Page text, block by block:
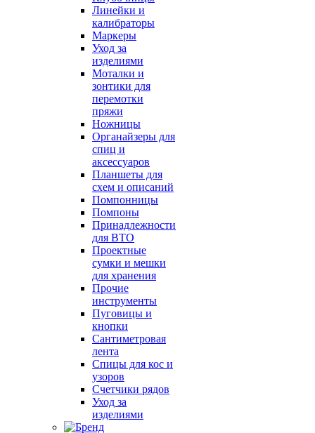
Линейки и
калибраторы
Маркеры
Уход за
изделиями
Моталки и
зонтики для
перемотки
пряжи
Ножницы
Органайзеры для
спиц и
аксессуаров
Планшеты для
схем и описаний
Помпонницы
Помпоны
Принадлежности
для ВТО
Проектные
сумки и мешки
для хранения
Прочие
инструменты
Пуговицы и
кнопки
Сантиметровая
лента
Спицы для кос и
узоров
Счетчики рядов
Уход за
изделиями